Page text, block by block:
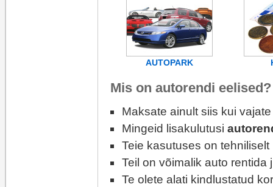
AUTOPARK
Mis on autorendi eelised?
Maksate ainult siis kui
Mingeid lisakulutusi
Teie kasutuses on
Teil on võimalik auto
Te olete alati kindlustatud